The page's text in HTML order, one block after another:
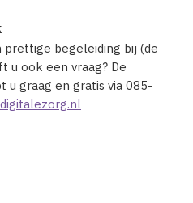
begeleiding bij (de
u ook een vraag? De
u graag en gratis via 085-